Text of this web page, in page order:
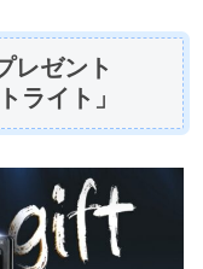
レゼント
ライト」